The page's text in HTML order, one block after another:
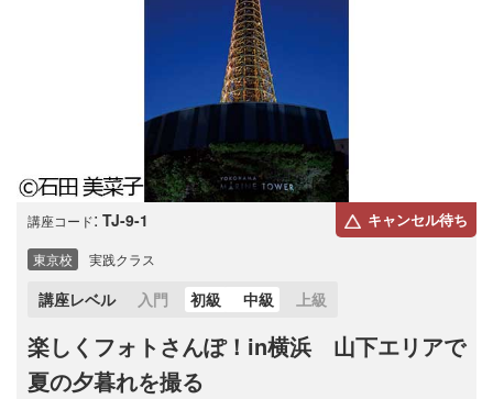
講座コード: TJ-9-1 キャンセル待ち
東京校 実践クラス
講座レベル 入門 初級 中級 上級
楽しくフォトさんぽ！in横浜 山下エリアで
夏の夕暮れを撮る